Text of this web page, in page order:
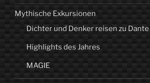
Mythische Exkursionen
Dichter und Denker reisen zu Dante
Highlights des Jahres
MAGIE